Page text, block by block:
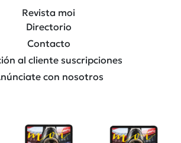
Revista moi
Directorio
Contacto
al cliente suscripciones
con nosotros